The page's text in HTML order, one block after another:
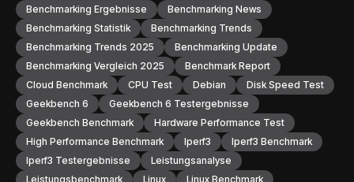
Benchmarking Ergebnisse
Benchmarking News
Benchmarking Statistik
Benchmarking Trends
Benchmarking Trends 2025
Benchmarking Update
Benchmarking Vergleich 2025
Benchmark Report
Cloud Benchmark
CPU Test Debian
Disk Speed Test
Geekbench 6
Geekbench 6 Testergebnisse
Geekbench Benchmark
Hardware Performance Test
High Performance Benchmark
Iperf3
Iperf3 Benchmark
Iperf3 Testergebnisse
Leistungsanalyse
Leistungsbenchmark
Linux
Linux Benchmark